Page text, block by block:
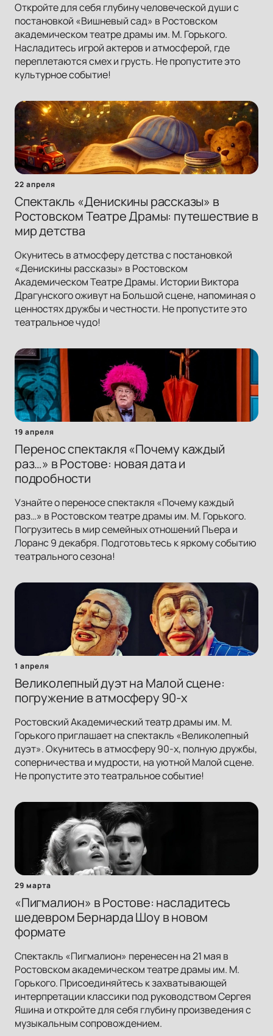
Откройте для себя глубину человеческой души с
постановкой «Вишневый сад» в Ростовском
академическом театре драмы им. М. Горького.
Насладитесь игрой актеров и атмосферой, где
переплетаются смех и грусть. Не пропустите это
культурное событие!
22 апреля
Спектакль «Денискины рассказы» в
Ростовском Театре Драмы: путешествие в
мир детства
Окунитесь в атмосферу детства с постановкой
«Денискины рассказы» в Ростовском
Академическом Театре Драмы. Истории Виктора
Драгунского оживут на Большой сцене, напоминая о
ценностях дружбы и честности. Не пропустите это
театральное чудо!
19 апреля
Перенос спектакля «Почему каждый
раз…» в Ростове: новая дата и
подробности
Узнайте о переносе спектакля «Почему каждый
раз…» в Ростовском театре драмы им. М. Горького.
Погрузитесь в мир семейных отношений Пьера и
Лоранс 9 декабря. Подготовьтесь к яркому событию
театрального сезона!
1 апреля
Великолепный дуэт на Малой сцене:
погружение в атмосферу 90-х
Ростовский Академический театр драмы им. М.
Горького приглашает на спектакль «Великолепный
дуэт». Окунитесь в атмосферу 90-х, полную дружбы,
соперничества и мудрости, на уютной Малой сцене.
Не пропустите это театральное событие!
29 марта
«Пигмалион» в Ростове: насладитесь
шедевром Бернарда Шоу в новом
формате
Спектакль «Пигмалион» перенесен на 21 мая в
Ростовском академическом театре драмы им. М.
Горького. Присоединяйтесь к захватывающей
интерпретации классики под руководством Сергея
Яшина и откройте для себя глубину произведения с
музыкальным сопровождением.